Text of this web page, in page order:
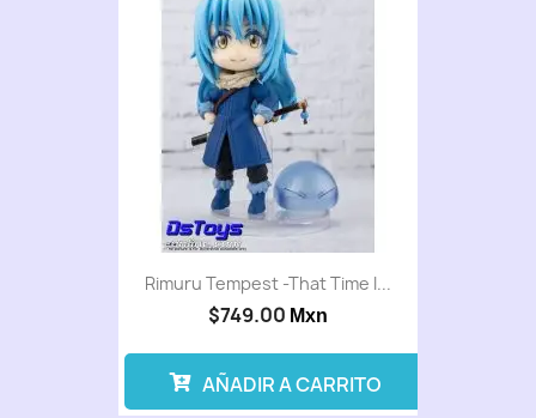
Rimuru Tempest -That Time I...
$749.00 Mxn
AÑADIR A CARRITO